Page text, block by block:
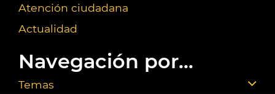
Atención ciudadana
Actualidad
Navegación por...
Temas